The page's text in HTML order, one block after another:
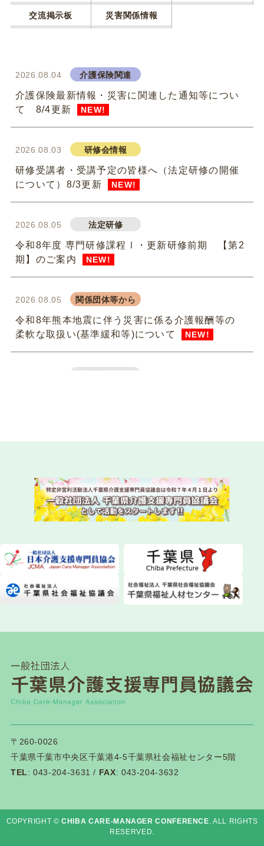
交流掲示板 災害関係情報
2026.08.04 介護保険関連
介護保険最新情報・災害に関連した通知等につい
て 8/4更新
NEW!
2026.08.03 研修会情報
研修受講者・受講予定の皆様へ（法定研修の開催
について）8/3更新
NEW!
2026.08.05 法定研修
令和8年度 専門研修課程Ⅰ・更新研修前期 【第2
期】のご案内
NEW!
2026.08.05 関係団体等から
令和8年熊本地震に伴う災害に係る介護報酬等の
柔軟な取扱い(基準緩和等)について
NEW!
NEW!
2026.07.28 委員会活動
ちばケアマネ通信【2026年夏号】を発送しまし
た！
NEW!
2026.07.28 一般研修
2026.07.21
千葉県「カスハラ相談センター」に居宅介護支援
事業所等が追加されました
第１１９回研修会終了後アンケートはこちら
第１１９回研修会資料ダウンロードについて
〒260-0026
千葉県千葉市中央区千葉港4-5千葉県社会福祉センター5階
TEL: 043-204-3631 / FAX: 043-204-3632
COPYRIGHT ©CHIBA CARE-MANAGER CONFERENCE. ALL RIGHTS
RESERVED.